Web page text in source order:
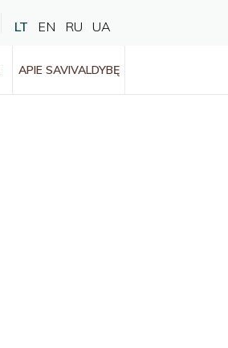
LT EN RU UA
APIE SAVIVALDYBĘ